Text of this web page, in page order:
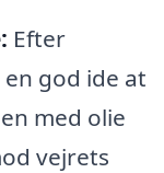
Efter
god ide at
med olie
vejrets